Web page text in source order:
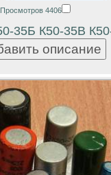
Просмотров 4406
35Б К50-35В